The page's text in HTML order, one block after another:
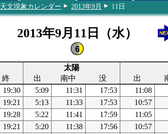
天文現象カレンダー 2013年9月 11日
2013年9月11日（水）
太陽
終 出 南中 没 出
19:30 5:09 11:31 17:53 11:08
19:21 5:13 11:33 17:53 10:57
19:28 5:22 11:41 17:59 11:05
19:21 5:20 11:38 17:56 10:57